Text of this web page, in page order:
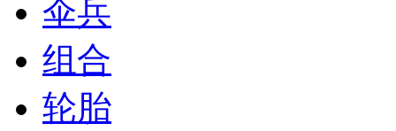
伞兵
组合
轮胎